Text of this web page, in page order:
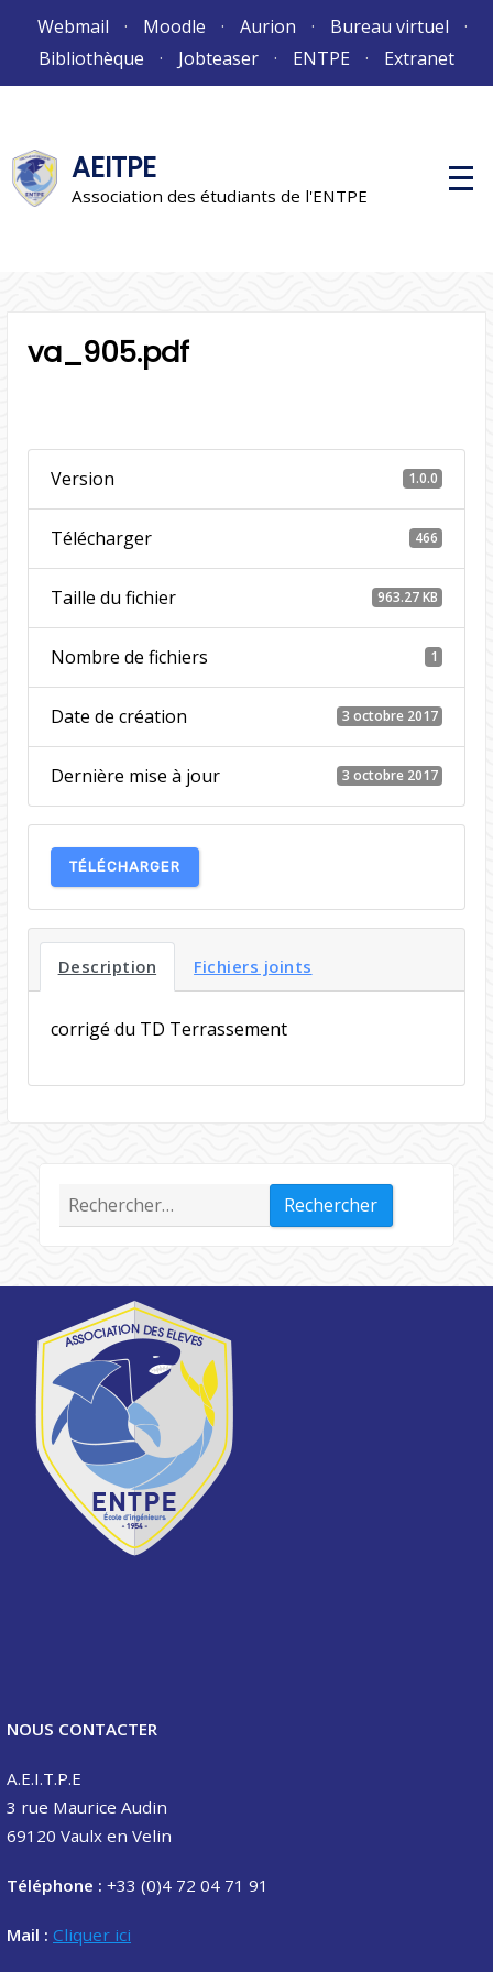
Webmail Moodle Aurion
Bureau virtuel
Bibliothèque
Jobteaser ENTPE Extranet
AEITPE
Association des étudiants de l'ENTPE
M
e
va_905.pdf
Version 1.0.0
Télécharger 466
Taille du fichier 963.27 KB
Nombre de fichiers 1
Date de création 3 octobre 2017
Dernière mise à jour 3 octobre 2017
TÉLÉCHARGER
Description Fichiers joints
corrigé du TD Terrassement
Rechercher :
NOUS CONTACTER
A.E.I.T.P.E
3 rue Maurice Audin
69120 Vaulx en Velin
Téléphone : +33 (0)4 72 04 71 91
Mail : Cliquer ici